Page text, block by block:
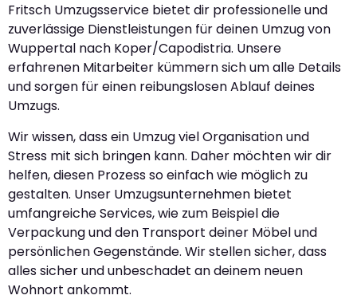
Fritsch Umzugsservice bietet dir professionelle und
zuverlässige Dienstleistungen für deinen Umzug von
Wuppertal nach Koper/Capodistria. Unsere
erfahrenen Mitarbeiter kümmern sich um alle Details
und sorgen für einen reibungslosen Ablauf deines
Umzugs.
Wir wissen, dass ein Umzug viel Organisation und
Stress mit sich bringen kann. Daher möchten wir dir
helfen, diesen Prozess so einfach wie möglich zu
gestalten. Unser Umzugsunternehmen bietet
umfangreiche Services, wie zum Beispiel die
Verpackung und den Transport deiner Möbel und
persönlichen Gegenstände. Wir stellen sicher, dass
alles sicher und unbeschadet an deinem neuen
Wohnort ankommt.